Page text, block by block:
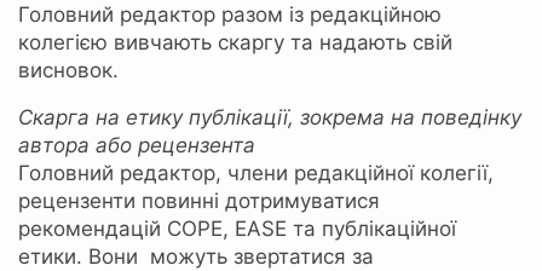
Головний редактор разом із редакційною
колегією вивчають скаргу та надають свій
висновок.
Скарга на етику публікації, зокрема на поведінку
автора або рецензента
Головний редактор, члени редакційної колегії,
рецензенти повинні дотримуватися
рекомендацій COPE, EASE та публікаційної
етики. Вони можуть звертатися за